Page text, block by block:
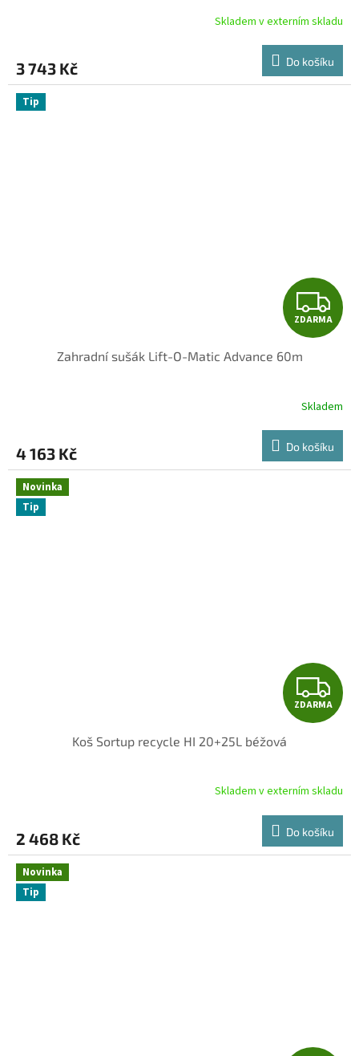
R
M
A
Skladem v externím skladu
3 743 Kč Do košíku
Tip
Z
D
R
M
A
ZDARMA
Zahradní sušák Lift-O-Matic Advance 60m
Skladem
4 163 Kč Do košíku
Novinka
Tip
Z
D
R
M
A
ZDARMA
Koš Sortup recycle HI 20+25L béžová
Skladem v externím skladu
2 468 Kč Do košíku
Novinka
Tip